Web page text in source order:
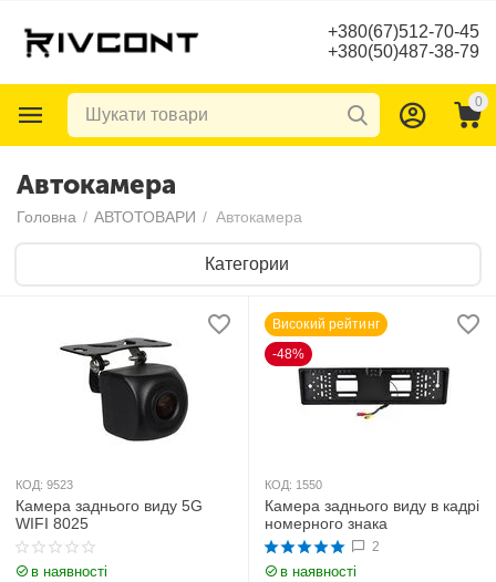
+380(67)512-70-45
+380(50)487-38-79
0
Автокамера
Головна / АВТОТОВАРИ / Автокамера
Категории
КОД: 9523
Камера заднього виду 5G
WIFI 8025
в наявності
Високий рейтинг
-48%
КОД: 1550
Камера заднього виду в кадрі
номерного знака
2
в наявності